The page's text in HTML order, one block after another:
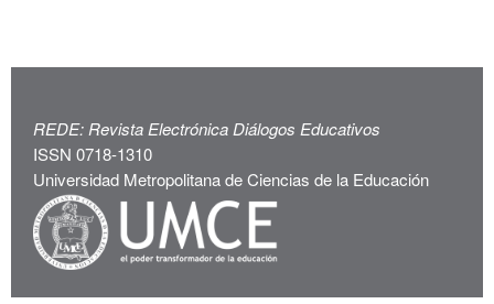
REDE: Revista Electrónica Diálogos Educativos
ISSN 0718-1310
Universidad Metropolitana de Ciencias de la Educación